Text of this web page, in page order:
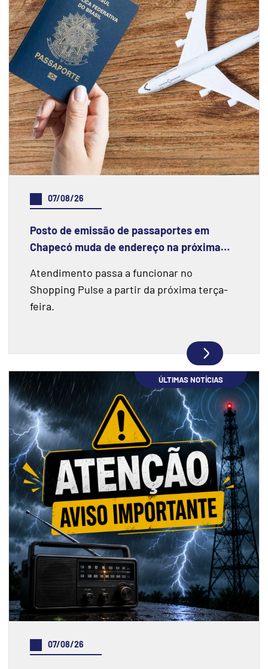
07/08/26
Posto de emissão de passaportes em
Chapecó muda de endereço na próxima
Atendimento passa a funcionar no
Shopping Pulse a partir da próxima terça-
feira.
ÚLTIMAS NOTÍCIAS
07/08/26